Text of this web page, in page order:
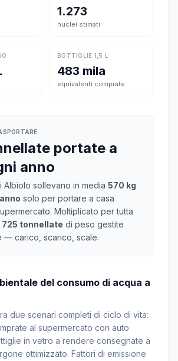
1.273
nuclei stimati
BOTTIGLIE 1,5 L
483 mila
equivalenti comprate
portate a
anno
Albiolo sollevano in media 570 kg
solo per portare a casa
Moltiplicato per tutta
725 tonnellate di peso gestite
— carico, scarico, scale.
del consumo di acqua a
due scenari completi di ciclo di vita:
al supermercato con auto
in vetro a rendere consegnate a
ottimizzato. Fattori di emissione